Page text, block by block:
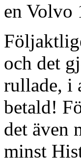
en Volvo
och det
rullade, i
betald!
det även
minst